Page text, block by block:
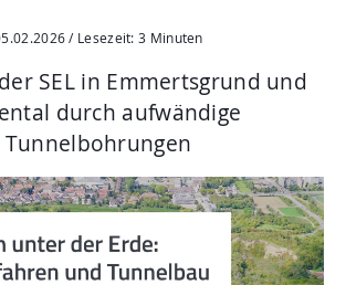
– Löchgau
Esslingen a. N.
a. N. – Bissingen
Betrieb
/ Lesezeit: 3 Minuten
SEL in Emmertsgrund und
durch aufwändige
Tunnelbohrungen